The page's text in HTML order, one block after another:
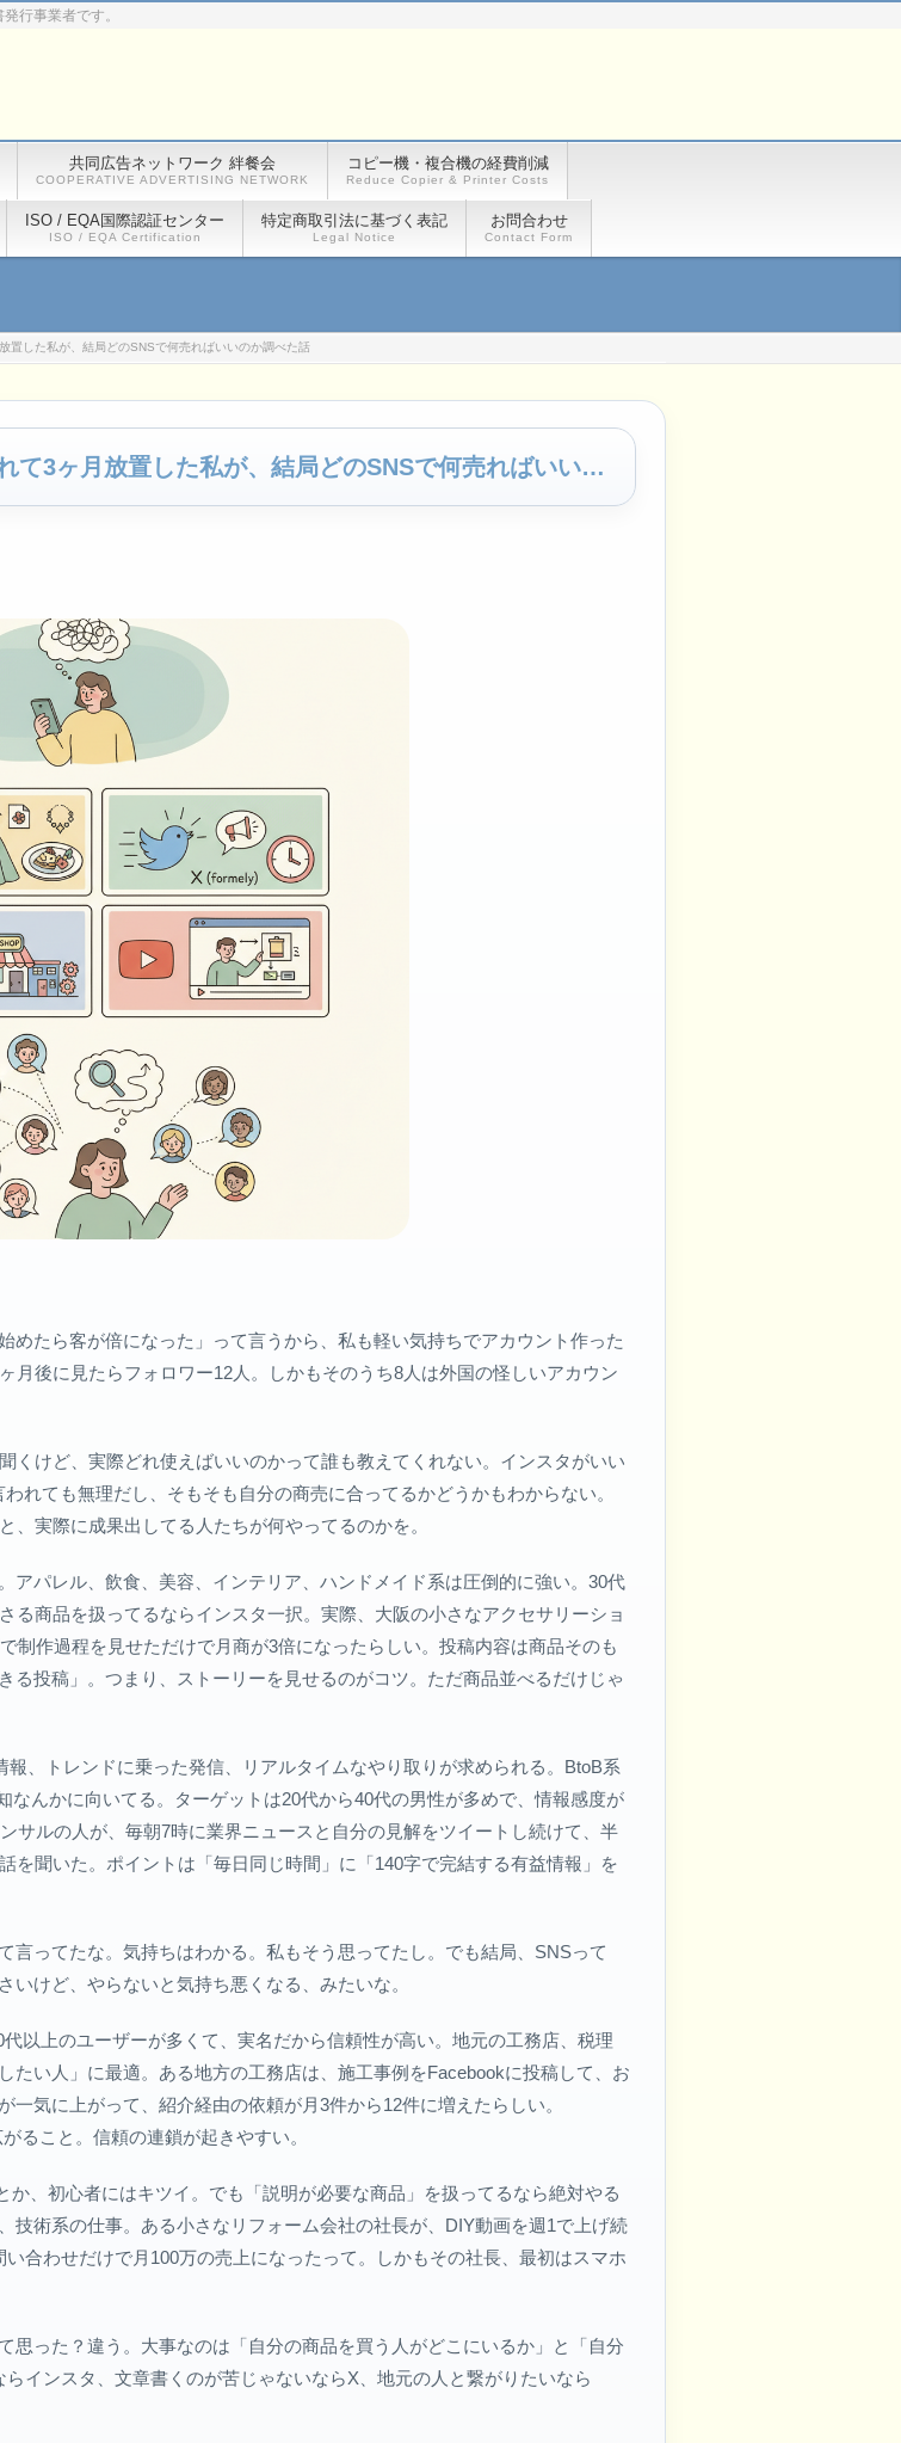
行事業者です。
共同広告ネットワーク 絆餐会
COOPERATIVE ADVERTISING NETWORK
コピー機・複合機の経費削減
Reduce Copier & Printer Costs
ISO / EQA国際認証センター
ISO / EQA Certification
特定商取引法に基づく表記
Legal Notice
お問合わせ
Contact Form
置した私が、結局どのSNSで何売ればいいのか調べた話
「インスタで売れるでしょ」って言われて3ヶ月放置した私が、結局どのSNSで何売ればいいのか調べた話
めたら客が倍になった」って言うから、私も軽い気持ちでアカウント作った
月後に見たらフォロワー12人。しかもそのうち8人は外国の怪しいアカウン
くけど、実際どれ使えばいいのかって誰も教えてくれない。インスタがいい
れても無理だし、そもそも自分の商売に合ってるかどうかもわからない。
実際に成果出してる人たちが何やってるのかを。
アパレル、飲食、美容、インテリア、ハンドメイド系は圧倒的に強い。30代
る商品を扱ってるならインスタ一択。実際、大阪の小さなアクセサリーショ
制作過程を見せただけで月商が3倍になったらしい。投稿内容は商品そのも
る投稿」。つまり、ストーリーを見せるのがコツ。ただ商品並べるだけじゃ
、トレンドに乗った発信、リアルタイムなやり取りが求められる。BtoB系
んかに向いてる。ターゲットは20代から40代の男性が多めで、情報感度が
サルの人が、毎朝7時に業界ニュースと自分の見解をツイートし続けて、半
を聞いた。ポイントは「毎日同じ時間」に「140字で完結する有益情報」を
言ってたな。気持ちはわかる。私もそう思ってたし。でも結局、SNSって
いけど、やらないと気持ち悪くなる、みたいな。
以上のユーザーが多くて、実名だから信頼性が高い。地元の工務店、税理
たい人」に最適。ある地方の工務店は、施工事例をFacebookに投稿して、お
気に上がって、紹介経由の依頼が月3件から12件に増えたらしい。
ること。信頼の連鎖が起きやすい。
、初心者にはキツイ。でも「説明が必要な商品」を扱ってるなら絶対やる
技術系の仕事。ある小さなリフォーム会社の社長が、DIY動画を週1で上げ続
合わせだけで月100万の売上になったって。しかもその社長、最初はスマホ
思った？違う。大事なのは「自分の商品を買う人がどこにいるか」と「自分
インスタ、文章書くのが苦じゃないならX、地元の人と繋がりたいなら